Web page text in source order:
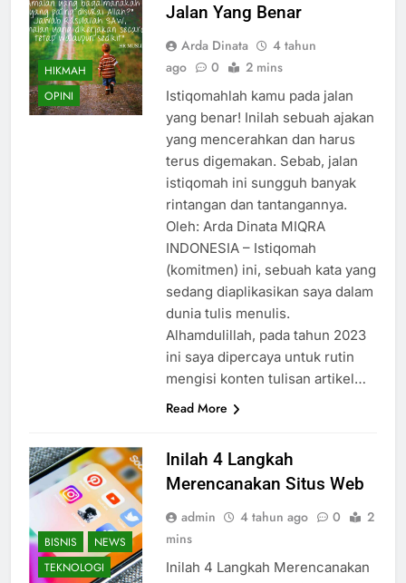
HIKMAH
OPINI
Jalan Yang Benar
Arda Dinata
4 tahun
ago
0 2 mins
Istiqomahlah kamu pada jalan
yang benar! Inilah sebuah ajakan
yang mencerahkan dan harus
terus digemakan. Sebab, jalan
istiqomah ini sungguh banyak
rintangan dan tantangannya.
Oleh: Arda Dinata MIQRA
INDONESIA – Istiqomah
(komitmen) ini, sebuah kata yang
sedang diaplikasikan saya dalam
dunia tulis menulis.
Alhamdulillah, pada tahun 2023
ini saya dipercaya untuk rutin
mengisi konten tulisan artikel…
Read More
BISNIS
NEWS
TEKNOLOGI
Inilah 4 Langkah
Merencanakan Situs Web
admin 4 tahun ago 0
2
mins
Inilah 4 Langkah Merencanakan